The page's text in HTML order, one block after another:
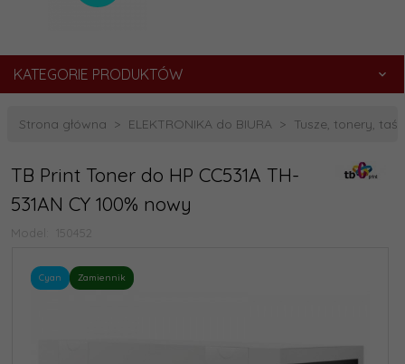
KATEGORIE PRODUKTÓW
Strona główna ELEKTRONIKA do BIURA Tusze, tonery,
TB Print Toner do HP CC531A TH-
531AN CY 100% nowy
Model: 150452
Cyan Zamiennik